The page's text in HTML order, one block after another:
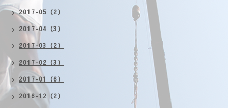
2017-05（2）
2017-04（3）
2017-03（2）
2017-02（3）
2017-01（6）
2016-12（2）